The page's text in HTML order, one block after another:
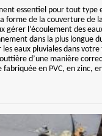
essentiel pour tout type
forme de la couverture de
gérer l’écoulement des
dans la plus longue
eaux pluviales dans
d’une manière
en PVC, en zinc,